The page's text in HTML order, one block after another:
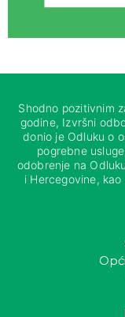
Shodno pozitivnim
godine, Izvršni
donio je Odluku o
pogrebne
odobrenje na
i Hercegovine,